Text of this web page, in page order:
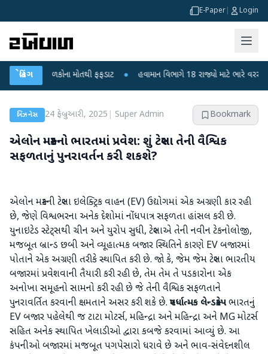
E-Paper Login
બ્રેકિંગ
બાળકોના મોતથી ફફડાટ ● હવામાન વિભાગે 18 રાજ્યો માટે ભારે વરસાદની ચેતવણી
બિઝનેસ 24 ફેબ્રુઆરી, 2025 Super Admin Bookmark
એલોન મસ્કનો ભારતમાં પ્રવેશ: શું ટેસ્લા તેની વૈશ્વિક
સફળતાનું પુનરાવર્તન કરી શકશે?
એલોન મસ્કની ટેસ્લા ઇલેક્ટ્રિક વાહન (EV) ઉદ્યોગમાં એક અગ્રણી કાર રહી
છે, જેણે વિશ્વભરના અનેક દેશોમાં નોંધપાત્ર સફળતા હાંસલ કરી છે.
યુનાઇટેડ સ્ટેટ્સથી ચીન અને યુરોપ સુધી, ટેસ્લાએ તેની નવીન ટેકનોલોજી,
મજબૂત બ્રાન્ડ છબી અને વ્યૂહાત્મક બજાર સ્થિતિને કારણે EV બજારમાં
પોતાને એક અગ્રણી તરીકે સ્થાપિત કરી છે. જો કે, જેમ જેમ ટેસ્લા ભારતીય
બજારમાં પ્રવેશવાની તૈયારી કરી રહી છે, તેમ તેમ તે પડકારોના એક
અનોખા સમૂહનો સામનો કરી રહી છે જે તેની વૈશ્વિક સફળતાને
પુનરાવર્તિત કરવાની ક્ષમતાને અસર કરી શકે છે.સ્પર્ધાત્મક લેન્ડસ્કેપભારતનું
EV બજાર પહેલેથી જ ટાટા મોટર્સ, મહિન્દ્રા અને મહિન્દ્રા અને MG મોટર્સ
સહિત અનેક સ્થાપિત ખેલાડીઓ દ્વારા કબજે કરવામાં આવ્યું છે. આ
કંપનીઓ બજારમાં મજબૂત પગપેસારો ધરાવે છે અને ભાવ-સંવેદનશીલ